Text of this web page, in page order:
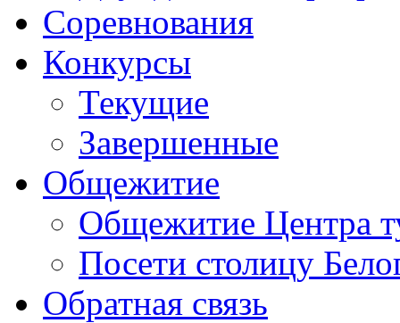
Соревнования
Конкурсы
Текущие
Завершенные
Общежитие
Общежитие Центра
Посети столицу
Обратная связь